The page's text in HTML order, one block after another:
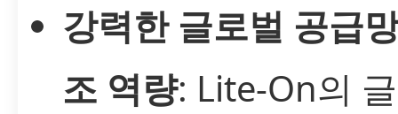
강력한 글로벌 공급
조 역량: Lite-On의